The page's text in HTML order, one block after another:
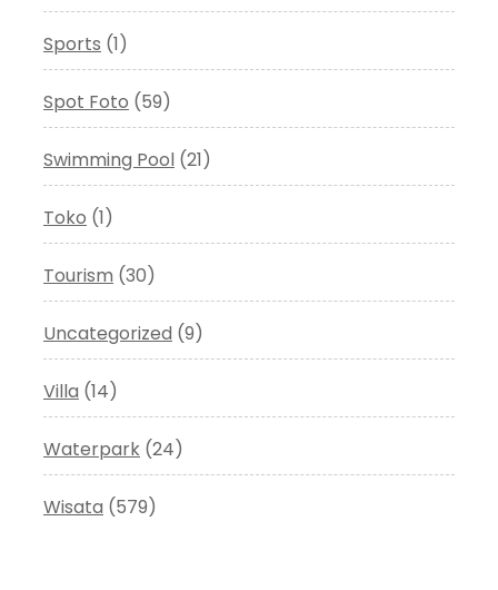
Sports (1)
Spot Foto (59)
Swimming Pool (21)
Toko (1)
Tourism (30)
Uncategorized (9)
Villa (14)
Waterpark (24)
Wisata (579)